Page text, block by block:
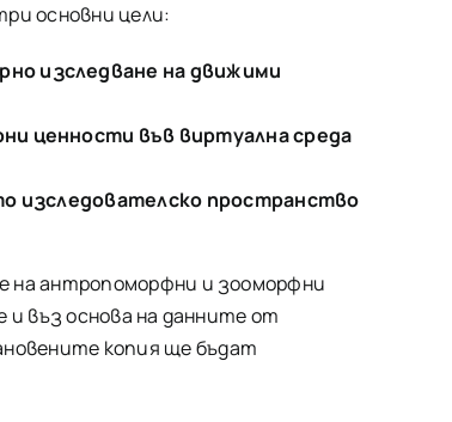
основни цели:
изследване на движими
ценности във виртуална среда
изследователско пространство
на антропоморфни и зооморфни
и въз основа на данните от
копия ще бъдат